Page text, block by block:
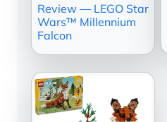
Review — LEGO Star
Wars™ Millennium
Falcon